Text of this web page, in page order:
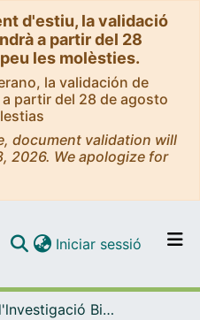
d'estiu, la validació
a partir del 28
les molèsties.
la validación de
partir del 28 de agosto
document validation will
2026. We apologize for
per tot el DD
Iniciar sessió (current)
Institut d'lnvestigació Biomèdica de Bellvitge (IDIBELL)